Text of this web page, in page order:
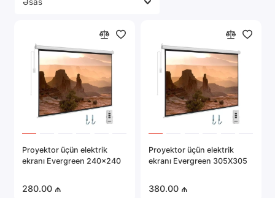
Proyektor üçün elektrik
ekranı Evergreen 240x240
280.00 ₼
Proyektor üçün elektrik
ekranı Evergreen 305X305
380.00 ₼